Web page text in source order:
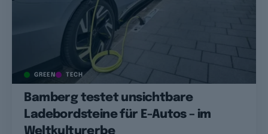
GREEN TECH
Bamberg testet unsichtbare
Ladebordsteine für E-Autos – im
Weltkulturerbe